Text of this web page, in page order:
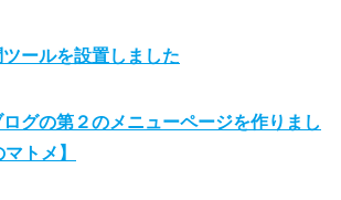
ールを設置しました
ログの第２のメニューページを作りまし
トメ】